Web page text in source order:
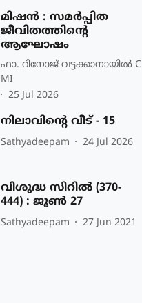
മിഷൻ : സമർപ്പിത
ജീവിതത്തിന്റെ
ആഘോഷം
ഫാ. റിനോജ് വട്ടക്കാനായിൽ C
MI
25 Jul 2026
നിലാവിന്റെ വീട് - 15
Sathyadeepam 24 Jul 2026
വിശുദ്ധ സിറില്‍ (370-
444) : ജൂണ്‍ 27
Sathyadeepam 27 Jun 2021